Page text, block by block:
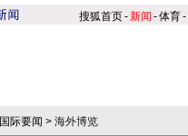
搜狐首页-新闻 -体育-
国际要闻 > 海外博览